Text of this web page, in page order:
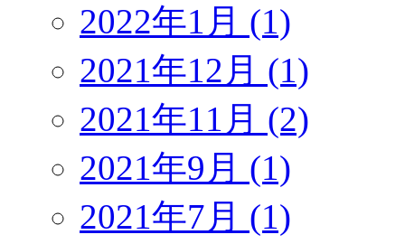
2022年1月 (1)
2021年12月 (1)
2021年11月 (2)
2021年9月 (1)
2021年7月 (1)